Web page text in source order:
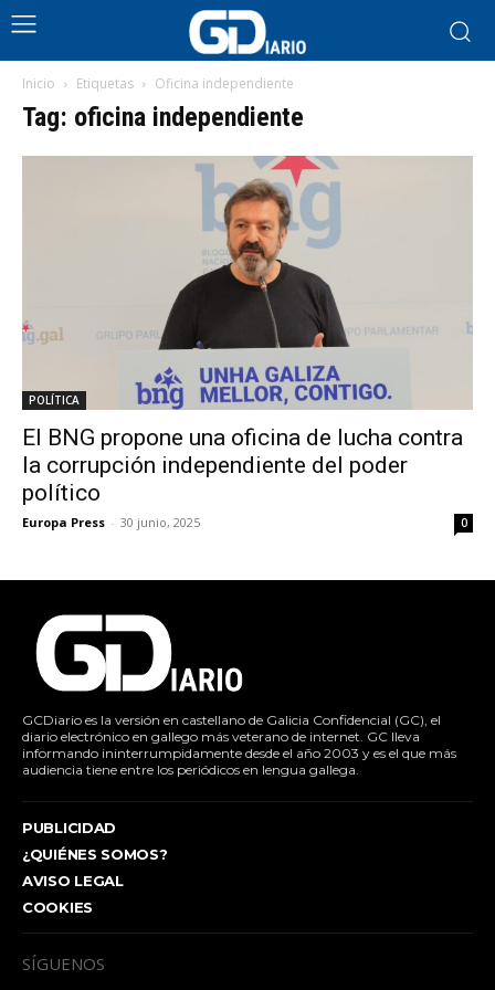
Inicio Etiquetas Oficina independiente
Tag: oficina independiente
POLÍTICA
El BNG propone una oficina de lucha contra
la corrupción independiente del poder
político
Europa Press - 30 junio, 2025 0
GCDiario es la versión en castellano de Galicia Confidencial (GC), el
diario electrónico en gallego más veterano de internet. GC lleva
informando ininterrumpidamente desde el año 2003 y es el que más
audiencia tiene entre los periódicos en lengua gallega.
PUBLICIDAD
¿QUIÉNES SOMOS?
AVISO LEGAL
COOKIES
SÍGUENOS